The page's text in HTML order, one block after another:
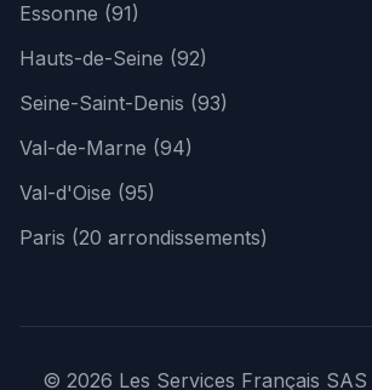
Essonne (91)
Hauts-de-Seine (92)
Seine-Saint-Denis (93)
Val-de-Marne (94)
Val-d'Oise (95)
Paris (20 arrondissements)
© 2026 Les Services Français